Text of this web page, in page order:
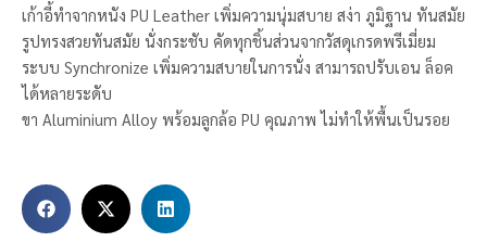
เก้าอี้ทำจากหนัง PU Leather เพิ่มความนุ่มสบาย สง่า ภูมิฐาน ทันสมัย
รูปทรงสวยทันสมัย นั่งกระชับ คัดทุกชิ้นส่วนจากวัสดุเกรดพรีเมี่ยม
ระบบ Synchronize เพิ่มความสบายในการนั่ง สามารถปรับเอน ล็อค
ได้หลายระดับ
ขา Aluminium Alloy พร้อมลูกล้อ PU คุณภาพ ไม่ทำให้พื้นเป็นรอย